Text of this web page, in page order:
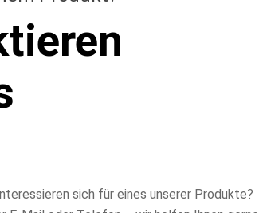
sich für eines unserer Produkte?